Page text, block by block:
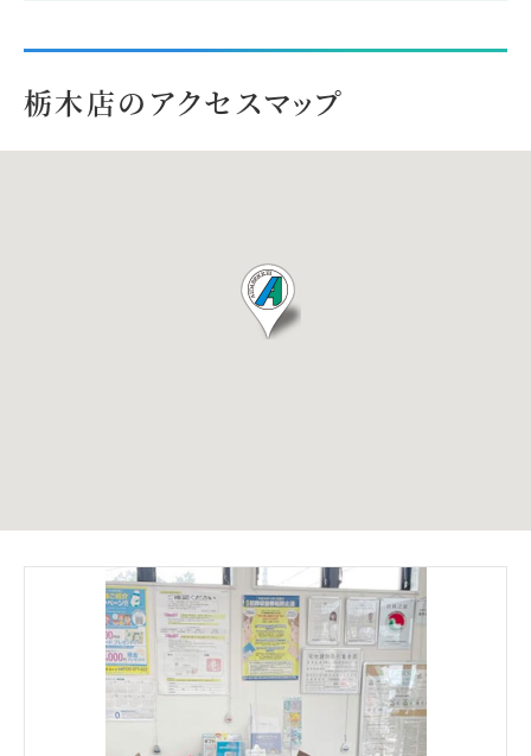
栃木店のアクセスマップ